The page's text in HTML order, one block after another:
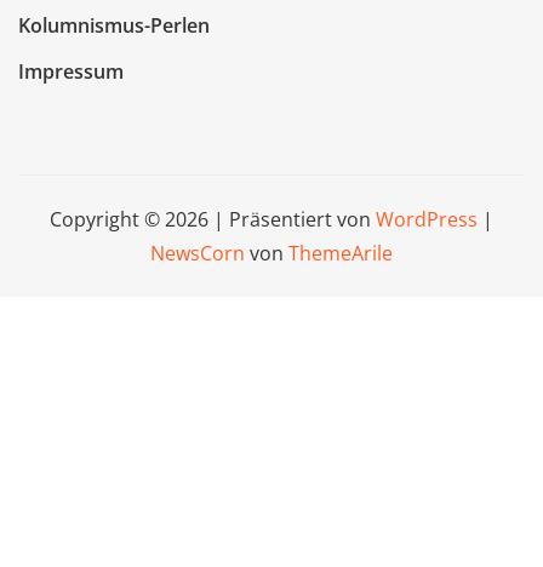
Kolumnismus-Perlen
Impressum
Copyright © 2026 | Präsentiert von WordPress |
NewsCorn von ThemeArile